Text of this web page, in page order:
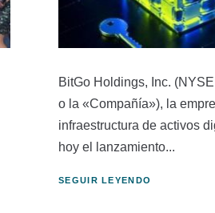
BitGo Holdings, Inc.
o la «Compañía»), la
infraestructura de activos
hoy el lanzamiento...
SEGUIR LEYENDO